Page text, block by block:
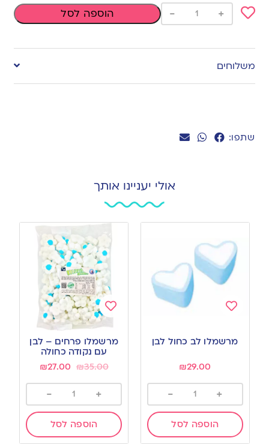
שתפו:
to
wishlist
+
- הוספה לסל
משלוחים
אולי יעניינו אותך
to
wishlist
מרשמלו לב כחול לבן
₪29.00
+
-
הוספה לסל
Add
to
wishlist
מרשמלו פרחים – לבן
עם נקודה כחולה
₪35.00
₪27.00
+
-
הוספה לסל